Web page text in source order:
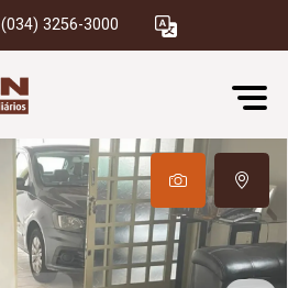
(034) 3256-3000